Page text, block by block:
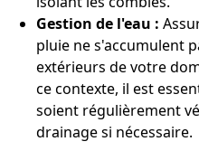
Gestion de l'eau :
pluie ne s'accumulent
extérieurs de votre
ce contexte, il est
soient régulièrement
drainage si nécessaire.